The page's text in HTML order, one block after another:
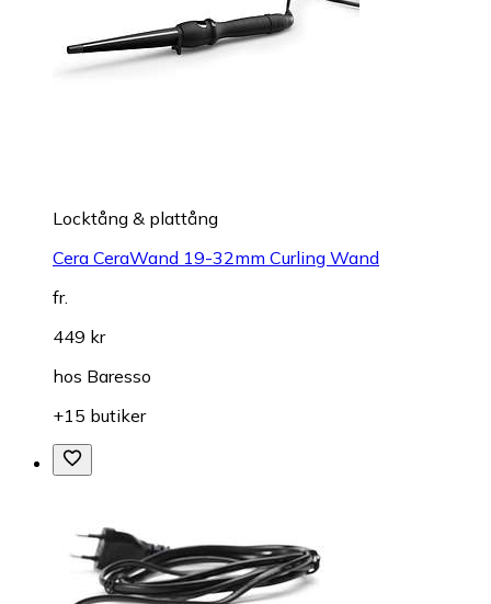
Locktång & plattång
Cera CeraWand 19-32mm Curling Wand
fr.
449 kr
hos Baresso
+15 butiker